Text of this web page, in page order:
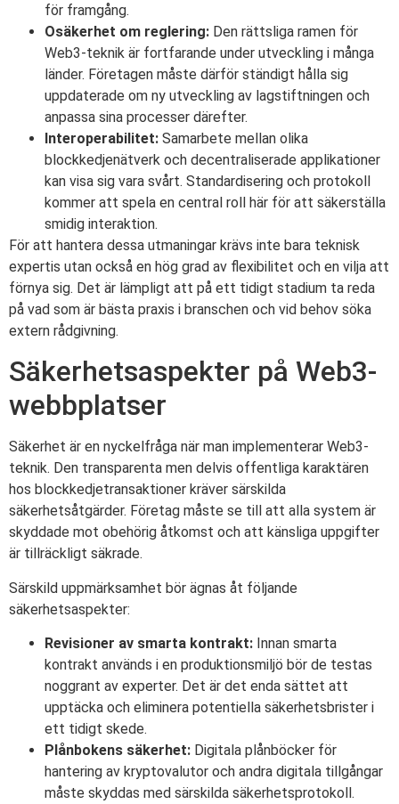
för framgång.
Osäkerhet om reglering: Den rättsliga ramen för
Web3-teknik är fortfarande under utveckling i många
länder. Företagen måste därför ständigt hålla sig
uppdaterade om ny utveckling av lagstiftningen och
anpassa sina processer därefter.
Interoperabilitet: Samarbete mellan olika
blockkedjenätverk och decentraliserade applikationer
kan visa sig vara svårt. Standardisering och protokoll
kommer att spela en central roll här för att säkerställa
smidig interaktion.
För att hantera dessa utmaningar krävs inte bara teknisk
expertis utan också en hög grad av flexibilitet och en vilja att
förnya sig. Det är lämpligt att på ett tidigt stadium ta reda
på vad som är bästa praxis i branschen och vid behov söka
extern rådgivning.
Säkerhetsaspekter på Web3-
webbplatser
Säkerhet är en nyckelfråga när man implementerar Web3-
teknik. Den transparenta men delvis offentliga karaktären
hos blockkedjetransaktioner kräver särskilda
säkerhetsåtgärder. Företag måste se till att alla system är
skyddade mot obehörig åtkomst och att känsliga uppgifter
är tillräckligt säkrade.
Särskild uppmärksamhet bör ägnas åt följande
säkerhetsaspekter:
Revisioner av smarta kontrakt: Innan smarta
kontrakt används i en produktionsmiljö bör de testas
noggrant av experter. Det är det enda sättet att
upptäcka och eliminera potentiella säkerhetsbrister i
ett tidigt skede.
Plånbokens säkerhet: Digitala plånböcker för
hantering av kryptovalutor och andra digitala tillgångar
måste skyddas med särskilda säkerhetsprotokoll.